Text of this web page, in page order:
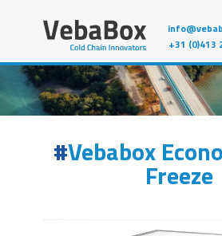
+31 (0)413
Vebabox
Freeze